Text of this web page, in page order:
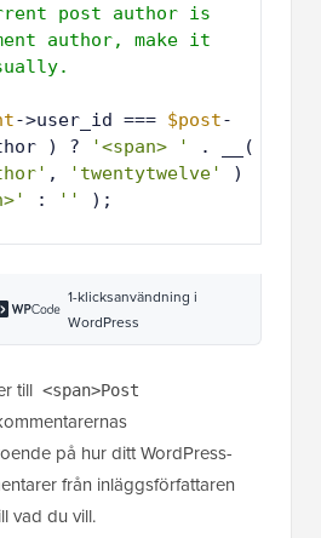
->user_id === $post
) ?
: '' );
1-klicksanvändning i
WordPress
till
på hur ditt WordPress-
vad du vill.
tema än Twenty Twelve, då
hur ditt tema hanterar
enkelt ditt temas